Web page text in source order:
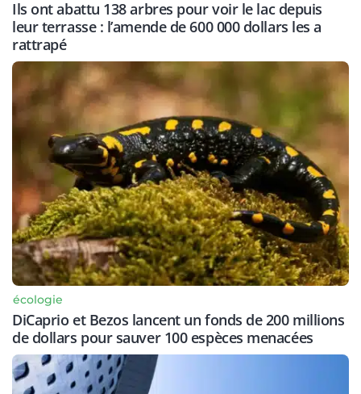
Ils ont abattu 138 arbres pour voir le lac depuis
leur terrasse : l’amende de 600 000 dollars les a
rattrapé
écologie
DiCaprio et Bezos lancent un fonds de 200 millions
de dollars pour sauver 100 espèces menacées